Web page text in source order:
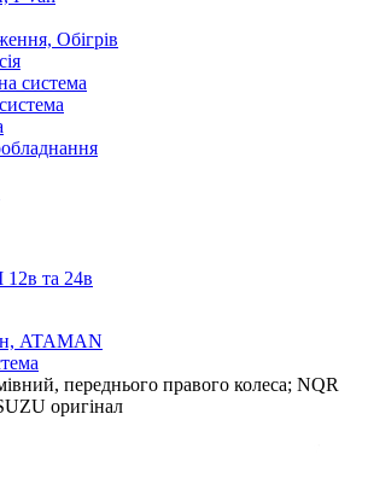
Обігрів
система
та 24в
ATAMAN
переднього правого колеса; NQR
оригінал